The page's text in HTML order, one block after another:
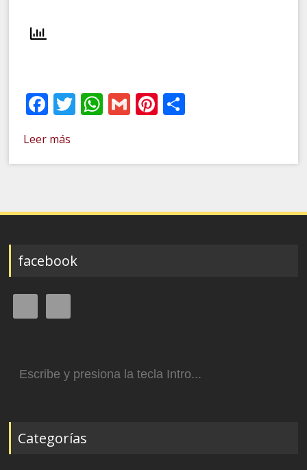
Facebook
Twitter
WhatsApp
GmailPinterest
Leer más
facebook
Categorías